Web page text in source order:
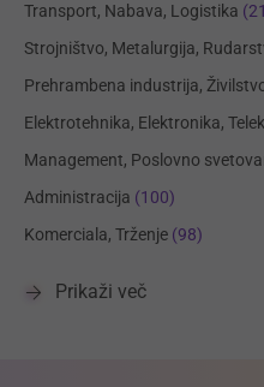
Transport, Nabava, Logistika
Strojništvo, Metalurgija,
Prehrambena industrija,
Elektrotehnika, Elektronika,
Management, Poslovno
Administracija (100)
Komerciala, Trženje (98)
Prikaži več